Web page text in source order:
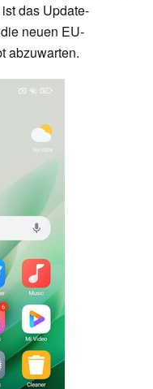
das Update-
neuen EU-
abzuwarten.